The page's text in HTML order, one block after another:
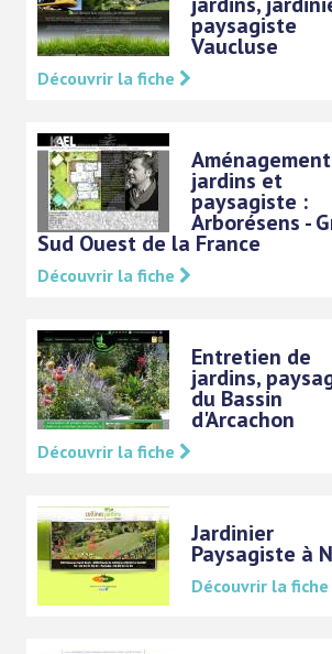
paysagiste
Vaucluse
Découvrir la fiche
jardins et
paysagiste :
Arborésens -
Sud Ouest de la France
Découvrir la fiche
Entretien de
jardins,
du Bassin
d'Arcachon
Découvrir la fiche
Jardinier
Paysagiste à
Découvrir la fiche